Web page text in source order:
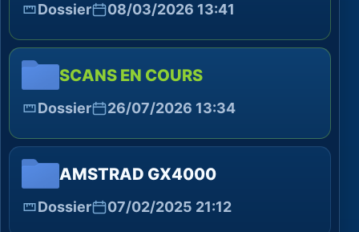
Dossier 08/03/2026 13:41
SCANS EN COURS
Dossier 26/07/2026 13:34
AMSTRAD GX4000
Dossier 07/02/2025 21:12